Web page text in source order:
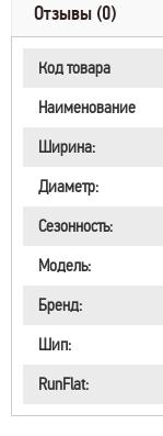
Отзывы (0)
Код товара
Наименование
Ширина:
Диаметр:
Сезонность:
Модель:
Бренд:
Шип:
RunFlat: